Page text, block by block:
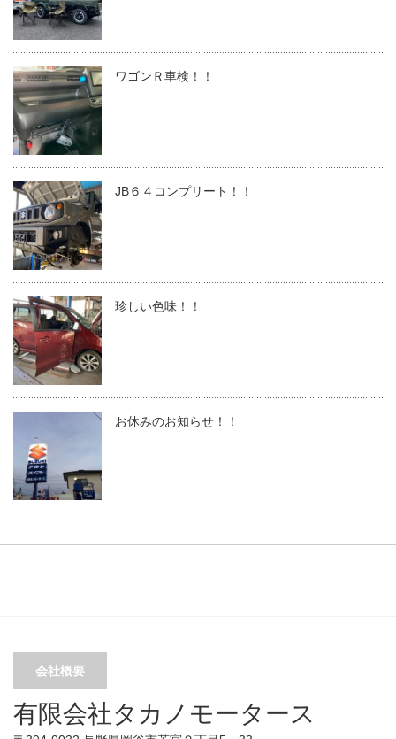
ワゴンＲ車検！！
JB６４コンプリート！！
珍しい色味！！
お休みのお知らせ！！
会社概要
有限会社タカノモータース